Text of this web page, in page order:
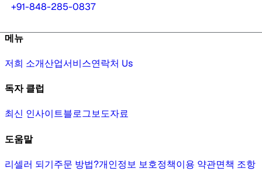
+91-848-285-0837
메뉴
저희 소개산업서비스연락처 Us
독자 클럽
최신 인사이트블로그보도자료
도움말
리셀러 되기주문 방법?개인정보 보호정책이용 약관면책 조항